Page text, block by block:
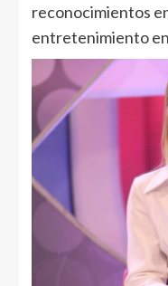
reconocimientos
entretenimiento en